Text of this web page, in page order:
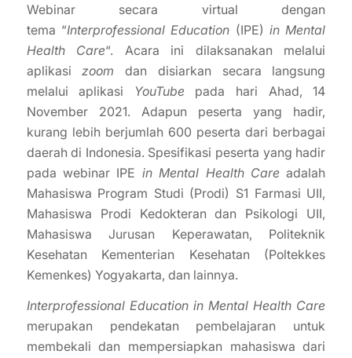
Webinar secara virtual dengan
tema “Interprofessional Education (IPE) in Mental
Health Care“. Acara ini dilaksanakan melalui
aplikasizoom dan disiarkan secara langsung
melalui aplikasi YouTubepada hari Ahad, 14
November 2021. Adapun peserta yang hadir,
kurang lebih berjumlah 600 peserta dari berbagai
daerah di Indonesia. Spesifikasi peserta yang hadir
pada webinar IPE in Mental Health Care adalah
Mahasiswa Program Studi (Prodi) S1 Farmasi UII,
Mahasiswa Prodi Kedokteran dan Psikologi UII,
Mahasiswa Jurusan Keperawatan, Politeknik
Kesehatan Kementerian Kesehatan (Poltekkes
Kemenkes) Yogyakarta, dan lainnya.
Interprofessional Education in Mental Health Care
merupakan pendekatan pembelajaran untuk
membekali dan mempersiapkan mahasiswa dari